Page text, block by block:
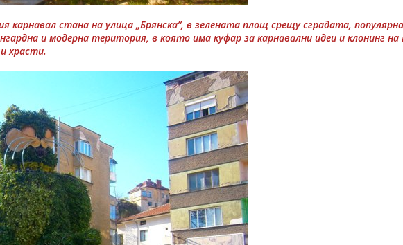
карнавал стана на улица „Брянска”, в зелената площ срещу сградата,
и модерна територия, в която има куфар за карнавални идеи и клонинг
храсти.